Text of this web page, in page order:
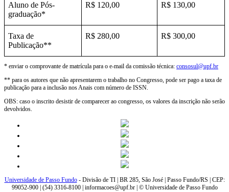
Aluno de Pós-
graduação*
R$ 120,00 R$ 130,00
Taxa de
Publicação**
R$ 280,00 R$ 300,00
* enviar o comprovante de matrícula para o e-mail da comissão técnica: consosul@upf.br
** para os autores que não apresentarem o trabalho no Congresso, pode ser pago a taxa de
publicação para a inclusão nos Anais com número de ISSN.
OBS: caso o inscrito desistir de comparecer ao congresso, os valores da inscrição não serão
devolvidos.
Universidade de Passo Fundo- Divisão de TI | BR 285, São José | Passo Fundo/RS | CEP:
99052-900 | (54) 3316-8100 | informacoes@upf.br | © Universidade de Passo Fundo